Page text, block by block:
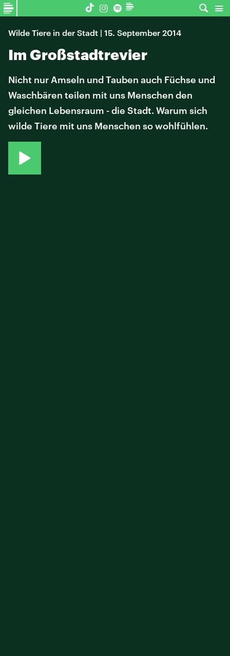
Wilde Tiere in der Stadt | 15. September 2014
Im Großstadtrevier
Nicht nur Amseln und Tauben auch Füchse und
Waschbären teilen mit uns Menschen den
gleichen Lebensraum - die Stadt. Warum sich
wilde Tiere mit uns Menschen so wohlfühlen.